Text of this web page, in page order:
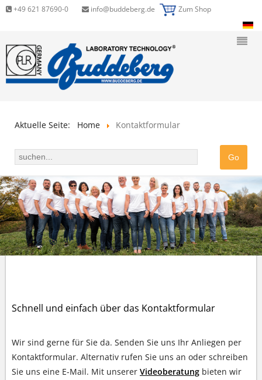
+49 621 87690-0 info@buddeberg.de Zum Shop
Aktuelle Seite: Home Kontaktformular
Schnell und einfach über das Kontaktformular
Wir sind gerne für Sie da. Senden Sie uns Ihr Anliegen per
Kontaktformular. Alternativ rufen Sie uns an oder schreiben
Sie uns eine E-Mail. Mit unserer Videoberatung bieten wir